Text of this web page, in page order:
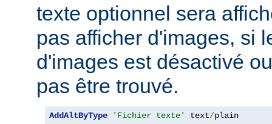
texte optionnel sera
pas afficher d'images, si
d'images est désactivé
pas être trouvé.
AddAltByType 'Fichier texte' text/plain